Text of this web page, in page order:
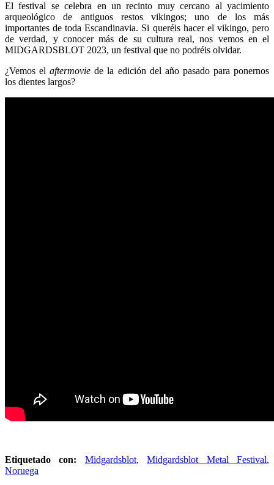
El festival se celebra en un recinto muy cercano al yacimiento
arqueológico de antiguos restos vikingos; uno de los más
importantes de toda Escandinavia. Si queréis hacer el vikingo, pero
de verdad, y conocer más de su cultura real, nos vemos en el
MIDGARDSBLOT 2023, un festival que no podréis olvidar.
¿Vemos elaftermovie de la edición del año pasado para ponernos
los dientes largos?
Etiquetado con: Midgardsblot,Midgardsblot Metal Festival,
Noruega